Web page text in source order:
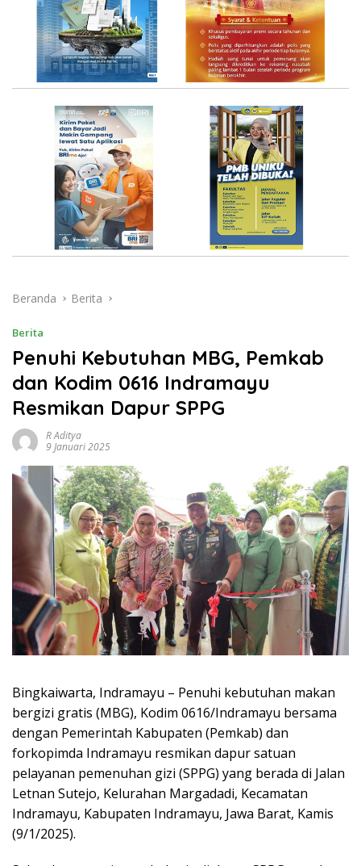
Beranda Berita
Berita
Penuhi Kebutuhan MBG, Pemkab
dan Kodim 0616 Indramayu
Resmikan Dapur SPPG
R Aditya
9 Januari 2025
Bingkaiwarta, Indramayu – Penuhi kebutuhan makan
bergizi gratis (MBG), Kodim 0616/Indramayu bersama
dengan Pemerintah Kabupaten (Pemkab) dan
forkopimda Indramayu resmikan dapur satuan
pelayanan pemenuhan gizi (SPPG) yang berada di Jalan
Letnan Sutejo, Kelurahan Margadadi, Kecamatan
Indramayu, Kabupaten Indramayu, Jawa Barat, Kamis
(9/1/2025).